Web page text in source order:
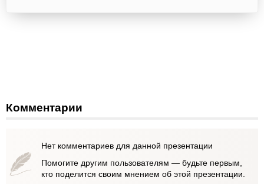
Комментарии
Нет комментариев для данной презентации
Помогите другим пользователям — будьте первым,
кто поделится своим мнением об этой презентации.